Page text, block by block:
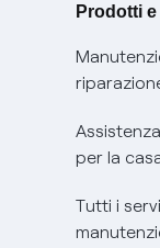
Prodotti
per la
Tutti i